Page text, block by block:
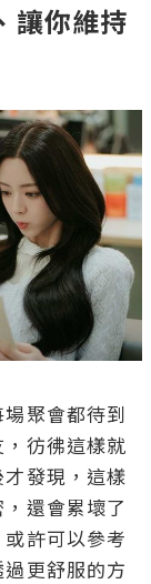
讓你維持
聚會都待到
彷彿這樣就
發現，這樣
還會累壞了
許可以參考
更舒服的方